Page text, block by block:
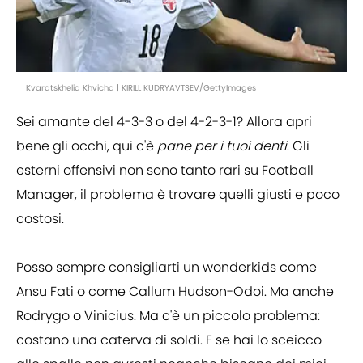
Kvaratskhelia Khvicha | KIRILL KUDRYAVTSEV/GettyImages
Sei amante del 4-3-3 o del 4-2-3-1? Allora apri
bene gli occhi, qui c'è pane per i tuoi denti. Gli
esterni offensivi non sono tanto rari su Football
Manager, il problema è trovare quelli giusti e poco
costosi.
Posso sempre consigliarti un wonderkids come
Ansu Fati o come Callum Hudson-Odoi. Ma anche
Rodrygo o Vinicius. Ma c'è un piccolo problema:
costano una caterva di soldi. E se hai lo sceicco